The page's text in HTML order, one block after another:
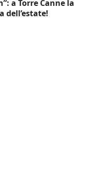
a Torre Canne la
dell’estate!